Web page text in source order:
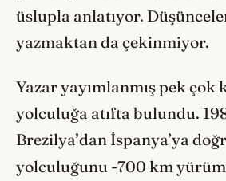
üslupla anlatıyor.
yazmaktan da çekinmiyor.
Yazar yayımlanmış pek çok
yolculuğa atıfta bulundu.
Brezilya’dan İspanya’ya
yolculuğunu -700 km